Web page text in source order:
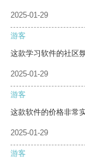
2025-01-29
游客
这款学习软件的社区
2025-01-29
游客
这款软件的价格非常
2025-01-29
游客